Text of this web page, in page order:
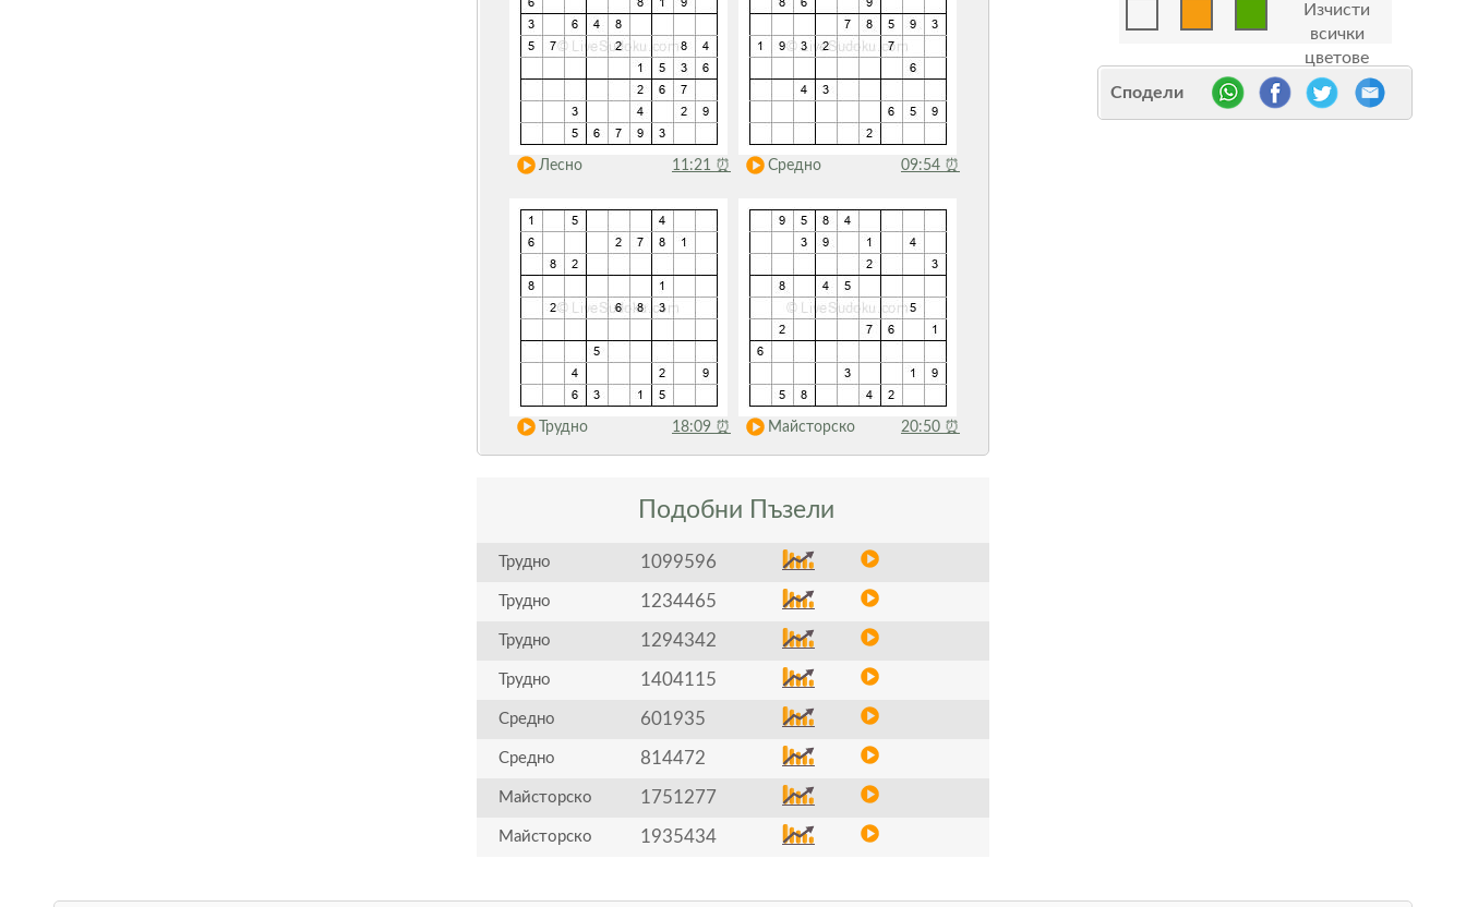
Лесно 11:21 ⏰ Средно 09:54 ⏰
Трудно 18:09 ⏰ Майсторско 20:50 ⏰
Подобни Пъзели
Трудно 1099596
Трудно 1234465
Трудно 1294342
Трудно 1404115
Средно 601935
Средно 814472
Майсторско 1751277
Майсторско 1935434
Изчисти
всички
цветове
Сподели